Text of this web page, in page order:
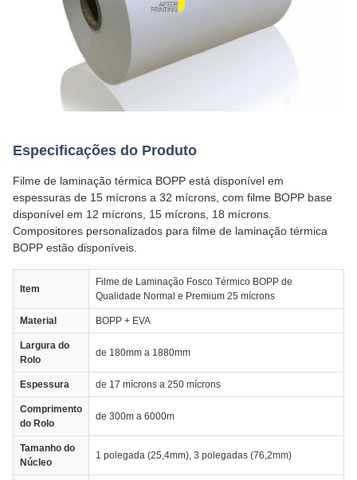
Especificações do Produto
Filme de laminação térmica BOPP está disponível em
espessuras de 15 mícrons a 32 mícrons, com filme BOPP base
disponível em 12 mícrons, 15 mícrons, 18 mícrons.
Compositores personalizados para filme de laminação térmica
BOPP estão disponíveis.
Item
Filme de Laminação Fosco Térmico BOPP de
Qualidade Normal e Premium 25 mícrons
Material BOPP + EVA
Largura do
Rolo
de 180mm a 1880mm
Espessura de 17 mícrons a 250 mícrons
Comprimento
do Rolo
de 300m a 6000m
Tamanho do
Núcleo
1 polegada (25,4mm), 3 polegadas (76,2mm)